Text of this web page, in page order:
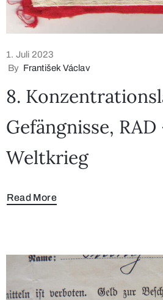
1. Juli 2023
By František Václav
8.
Gefängnisse, RAD
Weltkrieg
Read More